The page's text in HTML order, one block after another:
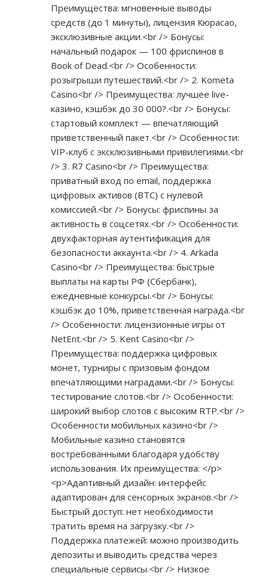
Преимущества: мгновенные выводы
средств (до 1 минуты), лицензия Кюрасао,
эксклюзивные акции.<br /> Бонусы:
начальный подарок — 100 фриспинов в
Book of Dead.<br /> Особенности:
розыгрыши путешествий.<br /> 2. Kometa
Casino<br /> Преимущества: лучшее live-
казино, кэшбэк до 30 000?.<br /> Бонусы:
стартовый комплект — впечатляющий
приветственный пакет.<br /> Особенности:
VIP-клуб с эксклюзивными привилегиями.<br
/> 3. R7 Casino<br /> Преимущества:
приватный вход по email, поддержка
цифровых активов (BTC) с нулевой
комиссией.<br /> Бонусы: фриспины за
активность в соцсетях.<br /> Особенности:
двухфакторная аутентификация для
безопасности аккаунта.<br /> 4. Arkada
Casino<br /> Преимущества: быстрые
выплаты на карты РФ (Сбербанк),
ежедневные конкурсы.<br /> Бонусы:
кэшбэк до 10%, приветственная награда.<br
/> Особенности: лицензионные игры от
NetEnt.<br /> 5. Kent Casino<br />
Преимущества: поддержка цифровых
монет, турниры с призовым фондом
впечатляющими наградами.<br /> Бонусы:
тестирование слотов.<br /> Особенности:
широкий выбор слотов с высоким RTP.<br />
Особенности мобильных казино<br />
Мобильные казино становятся
востребованными благодаря удобству
использования. Их преимущества: </p>
<p>Адаптивный дизайн: интерфейс
адаптирован для сенсорных экранов.<br />
Быстрый доступ: нет необходимости
тратить время на загрузку.<br />
Поддержка платежей: можно производить
депозиты и выводить средства через
специальные сервисы.<br /> Низкое